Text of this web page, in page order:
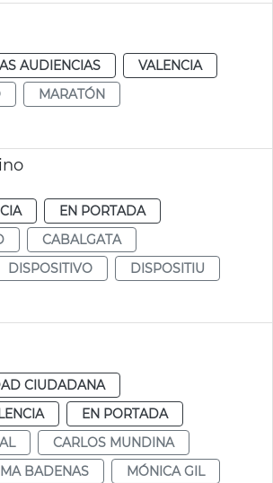
AUDIENCIAS
VALENCIA
MARATÓN
EN PORTADA
CABALGATA
DISPOSITIVO
DISPOSITIU
CIUDADANA
EN PORTADA
CARLOS MUNDINA
BADENAS MÓNICA GIL